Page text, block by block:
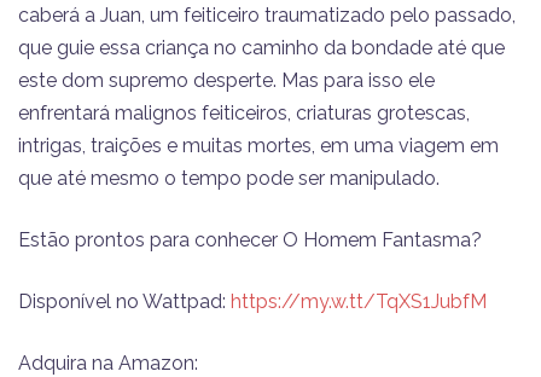
caberá a Juan, um feiticeiro traumatizado pelo passado,
que guie essa criança no caminho da bondade até que
este dom supremo desperte. Mas para isso ele
enfrentará malignos feiticeiros, criaturas grotescas,
intrigas, traições e muitas mortes, em uma viagem em
que até mesmo o tempo pode ser manipulado.
Estão prontos para conhecer O Homem Fantasma?
Disponível no Wattpad: https://my.w.tt/TqXS1JubfM
Adquira na Amazon: